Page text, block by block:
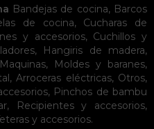
Bandejas de cocina, Barcos
de cocina, Cucharas de
y accesorios, Cuchillos y
, Hangiris de madera,
Maquinas, Moldes y baranes,
,Arroceras eléctricas, Otros,
, Pinchos de bambu
, Recipientes y accesorios,
y accesorios.